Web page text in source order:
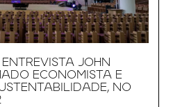
JOHN
ECONOMISTA E
NO